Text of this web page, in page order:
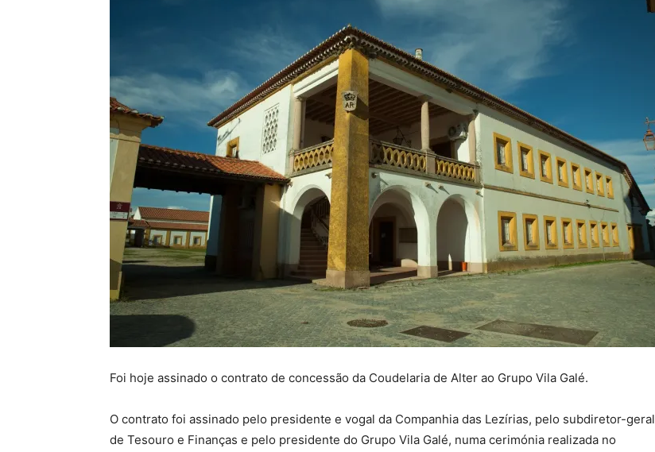
Foi hoje assinado o contrato de concessão da Coudelaria de Alter ao Grupo Vila Galé.
O contrato foi assinado pelo presidente e vogal da Companhia das Lezírias, pelo subdiretor-geral
de Tesouro e Finanças e pelo presidente do Grupo Vila Galé, numa cerimónia realizada no